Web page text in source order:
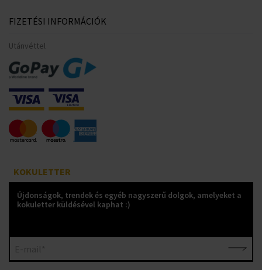
FIZETÉSI INFORMÁCIÓK
Utánvéttel
KOKULETTER
Újdonságok, trendek és egyéb nagyszerű dolgok, amelyeket a
kokuletter küldésével kaphat :)